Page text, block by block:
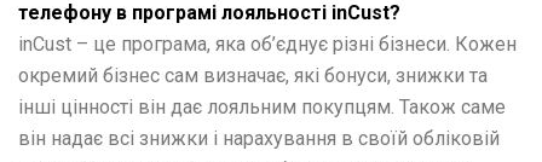
телефону в програмі лояльності inCust?
inCust – це програма, яка об’єднує різні бізнеси. Кожен
окремий бізнес сам визначає, які бонуси, знижки та
інші цінності він дає лояльним покупцям. Також саме
він надає всі знижки і нарахування в своїй обліковій